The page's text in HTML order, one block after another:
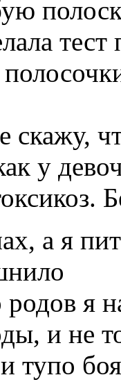
скажу,
у
а я
я
и не
тупо